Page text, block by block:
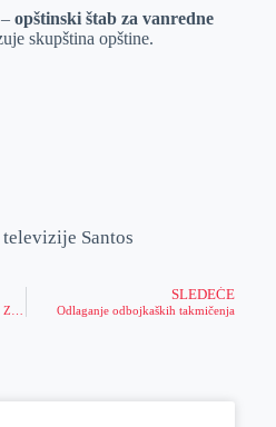
opštinski štab za vanredne
skupština opštine.
Santos
SLEDEĆE
Odlaganje odbojkaških takmičenja